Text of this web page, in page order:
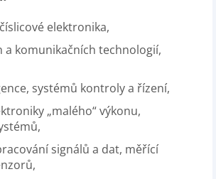
elektronika,
a komunikačních technologií,
systémů kontroly a řízení,
„malého“ výkonu,
signálů a dat, měřící